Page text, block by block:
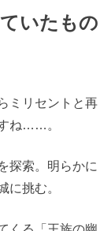
いたもの
ミリセントと再
ね……。
探索。明らかに
に挑む。